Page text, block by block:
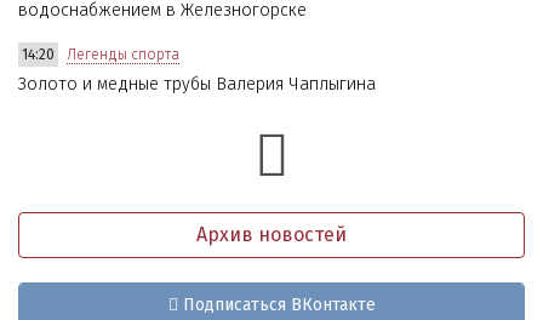
водоснабжением в Железногорске
14:20 Легенды спорта
Золото и медные трубы Валерия Чаплыгина
Архив новостей
Подписаться ВКонтакте